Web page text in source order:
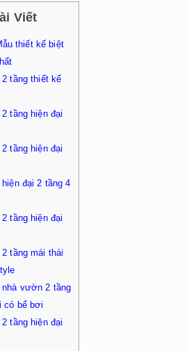
Viết
thiết kế biệt
tầng thiết kế
tầng hiện đại
tầng hiện đại
đại 2 tầng 4
tầng hiện đại
tầng mái thái
vườn 2 tầng
có bể bơi
tầng hiện đại